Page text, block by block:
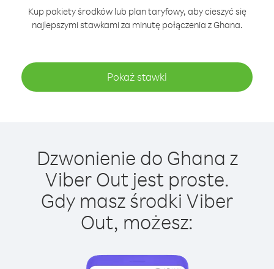
Kup pakiety środków lub plan taryfowy, aby cieszyć się
najlepszymi stawkami za minutę połączenia z Ghana.
Pokaż stawki
Dzwonienie do Ghana z
Viber Out jest proste.
Gdy masz środki Viber
Out, możesz: